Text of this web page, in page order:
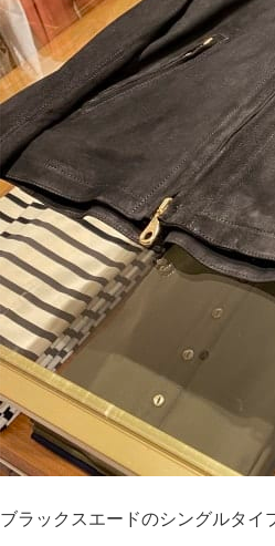
ブラックスエードのシングルタイ